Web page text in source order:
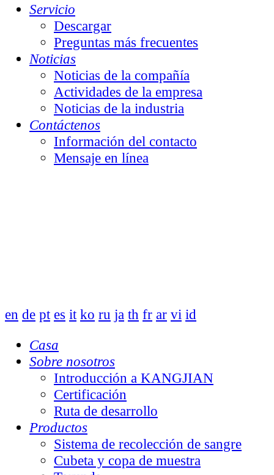
Servicio
Descargar
Preguntas más frecuentes
Noticias
Noticias de la compañía
Actividades de la empresa
Noticias de la industria
Contáctenos
Información del contacto
Mensaje en línea
en de pt es it ko ru ja th fr ar vi id
Casa
Sobre nosotros
Introducción a KANGJIAN
Certificación
Ruta de desarrollo
Productos
Sistema de recolección de sangre
Cubeta y copa de muestra